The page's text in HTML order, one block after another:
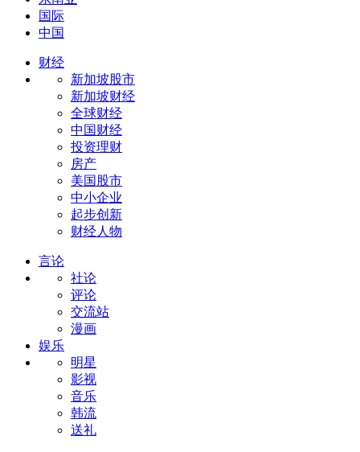
国际
中国
财经
新加坡股市
新加坡财经
全球财经
中国财经
投资理财
房产
美国股市
中小企业
起步创新
财经人物
言论
社论
评论
交流站
漫画
娱乐
明星
影视
音乐
韩流
送礼